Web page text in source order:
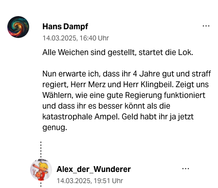
Hans Dampf
14.03.2025, 16:40 Uhr
Alle Weichen sind gestellt, startet die Lok.
Nun erwarte ich, dass ihr 4 Jahre gut und straff
regiert, Herr Merz und Herr Klingbeil. Zeigt uns
Wählern, wie eine gute Regierung funktioniert
und dass ihr es besser könnt als die
katastrophale Ampel. Geld habt ihr ja jetzt
genug.
Alex_der_Wunderer
14.03.2025, 19:51 Uhr